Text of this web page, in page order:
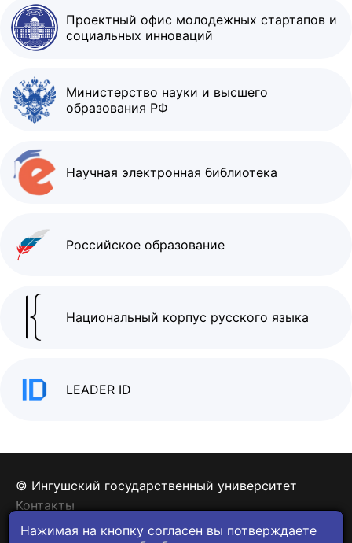
Проектный офис молодежных стартапов и
социальных инноваций
Министерство науки и высшего
образования РФ
Научная электронная библиотека
Российское образование
Национальный корпус русского языка
LEADER ID
© Ингушский государственный университет
Контакты
Политика конфиденциальности
Нажимая на кнопку согласен вы потверждаете